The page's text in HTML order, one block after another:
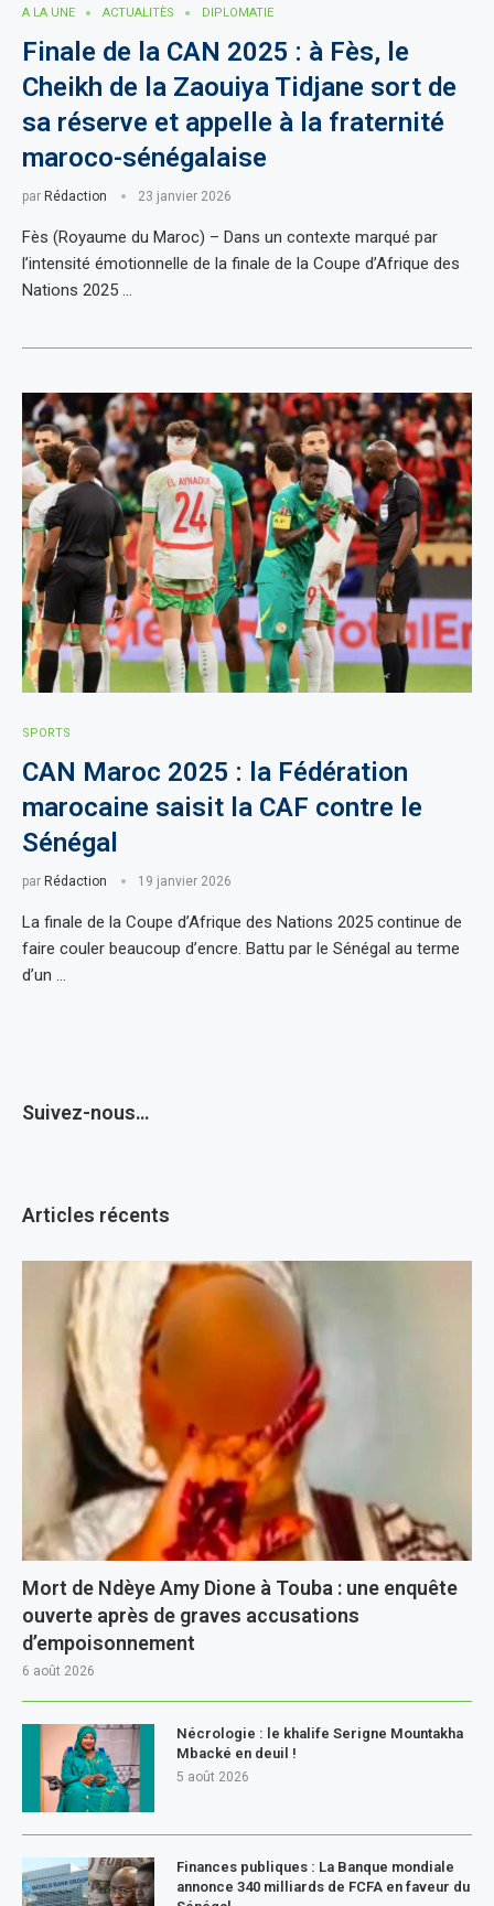
A LA UNE ACTUALITÈS DIPLOMATIE
Finale de la CAN 2025 : à Fès, le
Cheikh de la Zaouiya Tidjane sort de
sa réserve et appelle à la fraternité
maroco-sénégalaise
par Rédaction 23 janvier 2026
Fès (Royaume du Maroc) – Dans un contexte marqué par
l’intensité émotionnelle de la finale de la Coupe d’Afrique des
Nations 2025 …
SPORTS
CAN Maroc 2025 : la Fédération
marocaine saisit la CAF contre le
Sénégal
par Rédaction 19 janvier 2026
La finale de la Coupe d’Afrique des Nations 2025 continue de
faire couler beaucoup d’encre. Battu par le Sénégal au terme
d’un …
Suivez-nous…
Articles récents
Mort de Ndèye Amy Dione à Touba : une enquête
ouverte après de graves accusations
d’empoisonnement
6 août 2026
Nécrologie : le khalife Serigne Mountakha
Mbacké en deuil !
5 août 2026
Finances publiques : La Banque mondiale
annonce 340 milliards de FCFA en faveur du